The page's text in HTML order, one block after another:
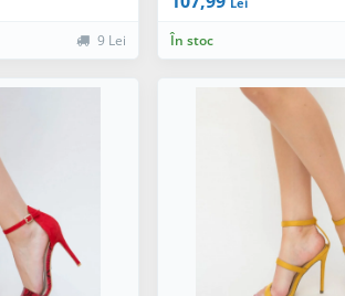
9 Lei În stoc